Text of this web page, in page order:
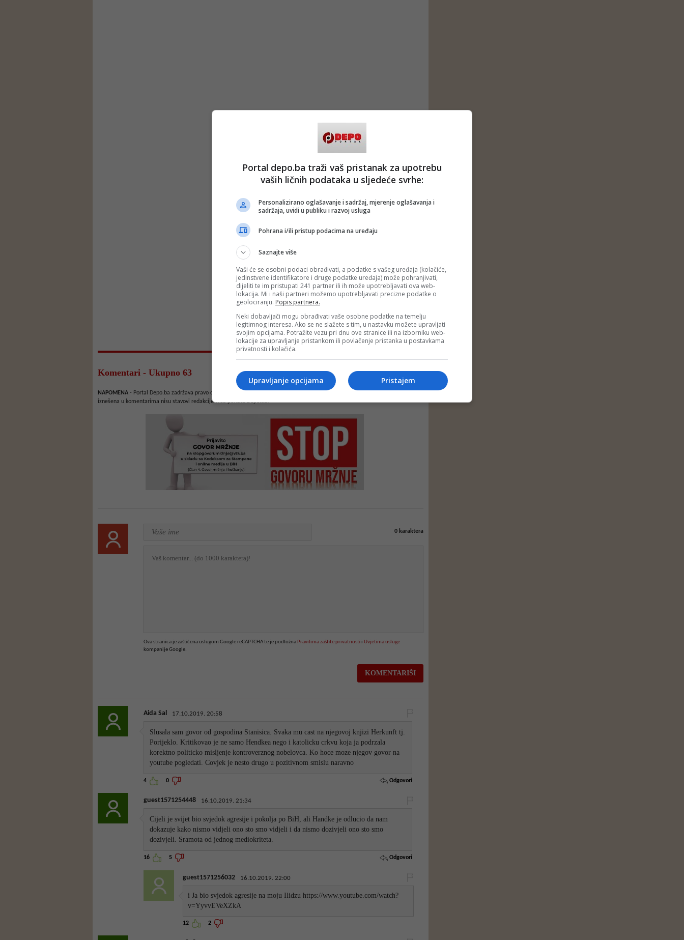
Komentari - Ukupno 63
NAPOMENA - Portal Depo.ba zadržava pravo da obriše neprimjereni dio ili cijeli komentar bez najave i objašnjenja. Mišljenja
iznešena u komentarima nisu stavovi redakcije web portala Depo.ba!
0karaktera
Ova stranica je zaštićena uslugom Google reCAPTCHA te je podložna Pravilima zaštite privatnostii Uvjetima usluge
kompanije Google.
Aida Sal 17.10.2019. 20:58
Slusala sam govor od gospodina Stanisica. Svaka mu cast na njegovoj knjizi Herkunft tj.
Porijeklo. Kritikovao je ne samo Hendkea nego i katolicku crkvu koja ja podrzala
korektno politicko misljenje kontroverznog nobelovca. Ko hoce moze njegov govor na
youtube pogledati. Covjek je nesto drugo u pozitivnom smislu naravno
4 0 Odgovori
guest1571254448 16.10.2019. 21:34
Cijeli je svijet bio svjedok agresije i pokolja po BiH, ali Handke je odlucio da nam
dokazuje kako nismo vidjeli ono sto smo vidjeli i da nismo dozivjeli ono sto smo
dozivjeli. Sramota od jednog mediokriteta.
16 5 Odgovori
guest1571256032 16.10.2019. 22:00
i Ja bio svjedok agresije na moju Ilidzu https://www.youtube.com/watch?
v=YyvvEVeXZkA
12 2
Portal depo.ba traži vaš pristanak za upotrebu
vaših ličnih podataka u sljedeće svrhe:
Personalizirano oglašavanje i sadržaj, mjerenje oglašavanja i
sadržaja, uvidi u publiku i razvoj usluga
Pohrana i/ili pristup podacima na uređaju
Saznajte više
Vaši će se osobni podaci obrađivati, a podatke s vašeg uređaja (kolačiće,
jedinstvene identifikatore i druge podatke uređaja) može pohranjivati,
dijeliti te im pristupati 241 partner ili ih može upotrebljavati ova web-
lokacija. Mi i naši partneri možemo upotrebljavati precizne podatke o
geolociranju. Popis partnera.
Neki dobavljači mogu obrađivati vaše osobne podatke na temelju
legitimnog interesa. Ako se ne slažete s tim, u nastavku možete upravljati
svojim opcijama. Potražite vezu pri dnu ove stranice ili na izborniku web-
lokacije za upravljanje pristankom ili povlačenje pristanka u postavkama
privatnosti i kolačića.
Pristajem
Upravljanje opcijama